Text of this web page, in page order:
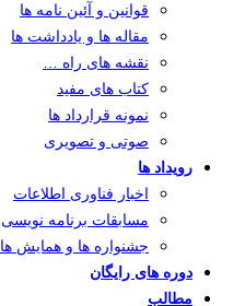
قوانین و آئین نامه ها
مقاله ها و یادداشت ها
نقشه های راه …
کتاب های مفید
نمونه قرارداد ها
صوتی و تصویری
رویداد ها
اخبار فناوری اطلاعات
مسابقات برنامه نویسی
جشنواره ها و همایش ها
دوره های رایگان
مطالب